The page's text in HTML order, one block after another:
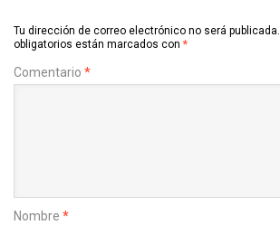
Tu dirección de correo electrónico no será publicada.
obligatorios están marcados con *
Comentario *
Nombre *